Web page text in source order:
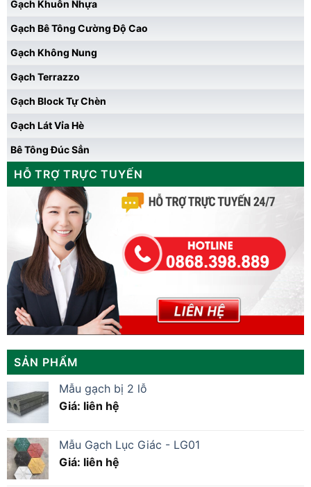
Gạch Khuôn Nhựa
Gạch Bê Tông Cường Độ Cao
Gạch Không Nung
Gạch Terrazzo
Gạch Block Tự Chèn
Gạch Lát Vỉa Hè
Bê Tông Đúc Sẳn
HỖ TRỢ TRỰC TUYẾN
SẢN PHẨM
Mẫu gạch bị 2 lỗ
Giá: liên hệ
Mẫu Gạch Lục Giác - LG01
Giá: liên hệ